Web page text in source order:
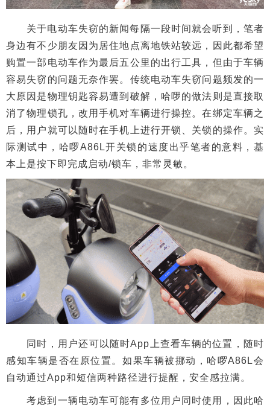
关于电动车失窃的新闻每隔一段时间就会听到，笔者
身边有不少朋友因为居住地点离地铁站较远，因此都希望
购置一部电动车作为最后五公里的出行工具，但由于车辆
容易失窃的问题无奈作罢。传统电动车失窃问题频发的一
大原因是物理钥匙容易遭到破解，哈啰的做法则是直接取
消了物理锁孔，改用手机对车辆进行操控。在绑定车辆之
后，用户就可以随时在手机上进行开锁、关锁的操作。实
际测试中，哈啰A86L开关锁的速度出乎笔者的意料，基
本上是按下即完成启动/锁车，非常灵敏。
同时，用户还可以随时App上查看车辆的位置，随时
感知车辆是否在原位置。如果车辆被挪动，哈啰A86L会
自动通过App和短信两种路径进行提醒，安全感拉满。
考虑到一辆电动车可能有多位用户同时使用，因此哈